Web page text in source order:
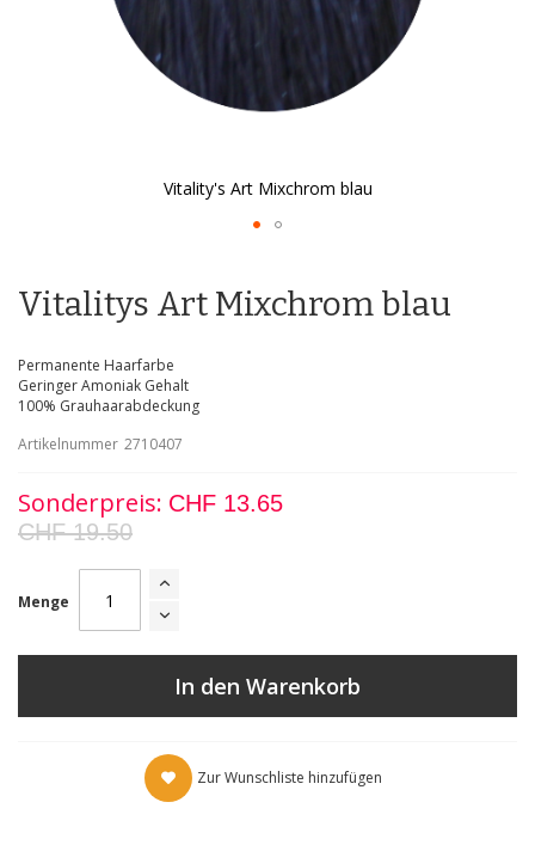
Vitality's Art Mixchrom blau
der
Bildgalerie
Vitalitys Art Mixchrom blau
Permanente Haarfarbe
Geringer Amoniak Gehalt
100% Grauhaarabdeckung
Artikelnummer 2710407
Sonderpreis CHF 13.65
CHF 19.50
Menge
In den Warenkorb
Zur Wunschliste hinzufügen